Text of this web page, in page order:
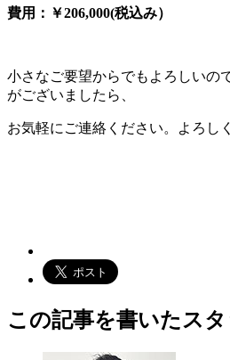
費用：￥206,000(税込み）
小さなご要望からでもよろしいの
がございましたら、
お気軽にご連絡ください。よろし
この記事を書いたスタ